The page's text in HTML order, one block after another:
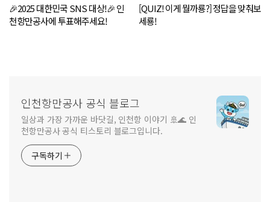
🎉2025 대한민국 SNS 대상!🎉 인
천항만공사에 투표해주세요!
[QUIZ! 이게 뭘까룡?] 정답을 맞춰보
세룡!
인천항만공사 공식 블로그
일상과 가장 가까운 바닷길, 인천항 이야기 🚢🌊 인
천항만공사 공식 티스토리 블로그입니다.
구독하기